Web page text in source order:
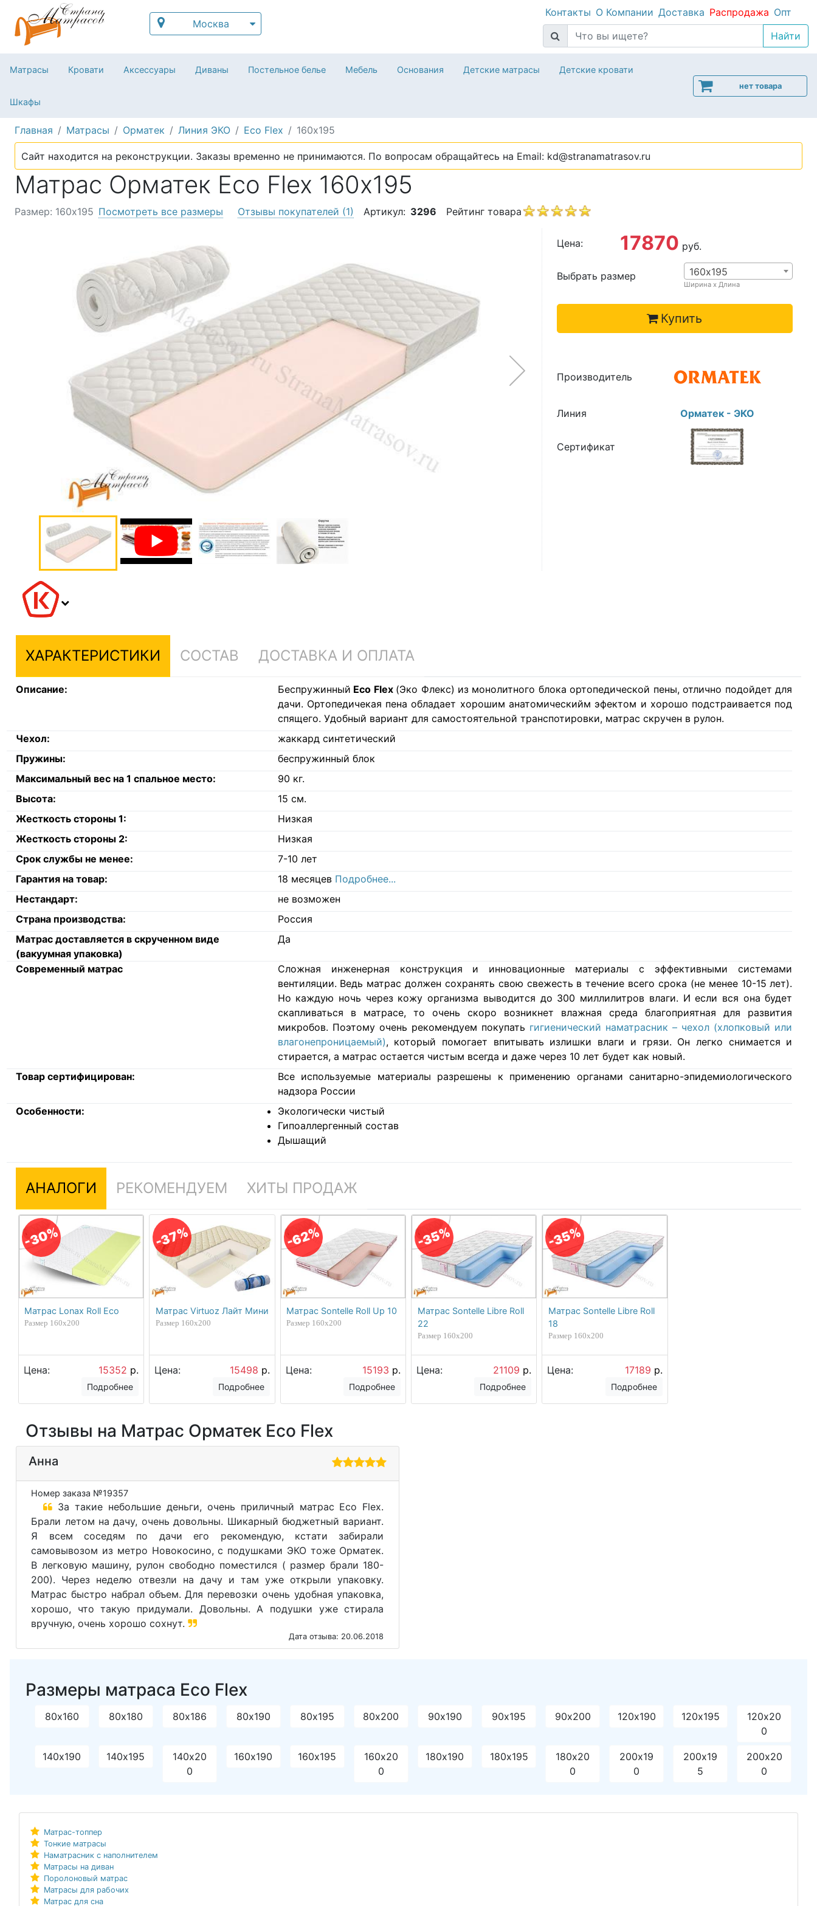
Москва
Контакты О Компании Доставка Распродажа Опт
Матрасы Кровати Аксессуары Диваны Постельное белье Мебель Основания Детские матрасы Детские кровати
Шкафы
нет товара
Главная Матрасы Орматек Линия ЭКО Eco Flex 160х195
Сайт находится на реконструкции. Заказы временно не принимаются. По вопросам обращайтесь на Email: kd@stranamatrasov.ru
Матрас Орматек Eco Flex 160х195
Размер: 160х195 Посмотреть все размеры Отзывы покупателей (1) Артикул: 3296 Рейтинг товара
Цена: 17870 руб.
Выбрать размер 160х195
Ширина х Длина
Купить
Производитель
Линия Орматек - ЭКО
Сертификат
ХАРАКТЕРИСТИКИ СОСТАВ ДОСТАВКА И ОПЛАТА
Описание: Беспружинный Eco Flex (Эко Флекс) из монолитного блока ортопедической пены, отлично подойдет для
дачи. Ортопедичекая пена обладает хорошим анатомическийм эфектом и хорошо подстраивается под
спящего. Удобный вариант для самостоятельной транспотировки, матрас скручен в рулон.
Чехол:
жаккард синтетический
Пружины:
беспружинный блок
Максимальный вес на 1 спальное место:
90 кг.
Высота:
15 см.
Жесткость стороны 1:
Низкая
Жесткость стороны 2:
Низкая
Срок службы не менее:
7-10 лет
Гарантия на товар:
18 месяцев Подробнее...
Нестандарт:
не возможен
Страна производства:
Россия
Матрас доставляется в скрученном виде
(вакуумная упаковка)
Да
Современный матрас
Cложная инженерная конструкция и инновационные материалы с эффективными системами
вентиляции. Ведь матрас должен сохранять свою свежесть в течение всего срока (не менее 10-15 лет).
Но каждую ночь через кожу организма выводится до 300 миллилитров влаги. И если вся она будет
скапливаться в матрасе, то очень скоро возникнет влажная среда благоприятная для развития
микробов. Поэтому очень рекомендуем покупать гигиенический наматрасник – чехол (хлопковый или
влагонепроницаемый), который помогает впитывать излишки влаги и грязи. Он легко снимается и
стирается, а матрас остается чистым всегда и даже через 10 лет будет как новый.
Товар сертифицирован:
Все используемые материалы разрешены к применению органами санитарно-эпидемиологического
надзора России
Особенности:
Экологически чистый
Гипоаллергенный состав
Дышащий
АНАЛОГИ РЕКОМЕНДУЕМ ХИТЫ ПРОДАЖ
-30%
Матрас Lonax Roll Eco
Размер 160х200
Цена: 15352 р.
Подробнее
-37%
Матрас Virtuoz Лайт Мини
Размер 160х200
Цена: 15498 р.
Подробнее
-62%
Матрас Sontelle Roll Up 10
Размер 160х200
Цена: 15193 р.
Подробнее
-35%
Матрас Sontelle Libre Roll
22
Размер 160х200
Цена: 21109 р.
Подробнее
-35%
Матрас Sontelle Libre Roll
18
Размер 160х200
Цена: 17189 р.
Подробнее
Отзывы на Матрас Орматек Eco Flex
Анна
Номер заказа №19357
За такие небольшие деньги, очень приличный матрас Eco Flex.
Брали летом на дачу, очень довольны. Шикарный бюджетный вариант.
Я всем соседям по дачи его рекомендую, кстати забирали
самовывозом из метро Новокосино, с подушками ЭКО тоже Орматек.
В легковую машину, рулон свободно поместился ( размер брали 180-
200). Через неделю отвезли на дачу и там уже открыли упаковку.
Матрас быстро набрал объем. Для перевозки очень удобная упаковка,
хорошо, что такую придумали. Довольны. А подушки уже стирала
вручную, очень хорошо сохнут.
Дата отзыва: 20.06.2018
Размеры матраса Eco Flex
80х160 80х180 80х186 80х190 80х195 80х200 90х190 90х195 90х200 120х190 120х195
120х20
0
140х190 140х195
140х20
0
160х190 160х195
160х20
0
180х190 180х195
180х20
0
200х19
0
200х19
5
200х20
0
Матрас-топпер
Тонкие матрасы
Наматрасник с наполнителем
Матрасы на диван
Поролоновый матрас
Матрасы для рабочих
Матрас для сна